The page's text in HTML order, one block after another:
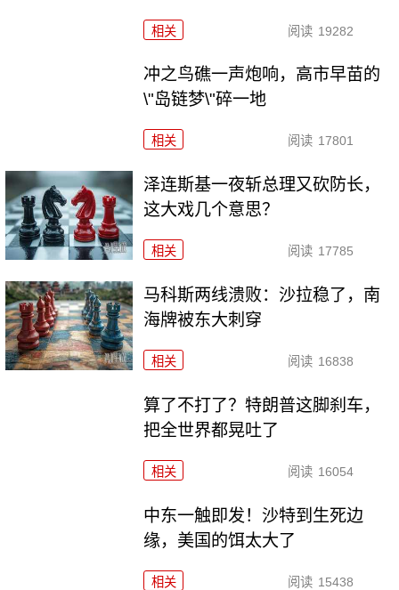
相关 阅读 19282
冲之鸟礁一声炮响，高市早苗的
\"岛链梦\"碎一地
相关 阅读 17801
泽连斯基一夜斩总理又砍防长，
这大戏几个意思？
相关 阅读 17785
马科斯两线溃败：沙拉稳了，南
海牌被东大刺穿
相关 阅读 16838
算了不打了？特朗普这脚刹车，
把全世界都晃吐了
相关 阅读 16054
中东一触即发！沙特到生死边
缘，美国的饵太大了
相关 阅读 15438